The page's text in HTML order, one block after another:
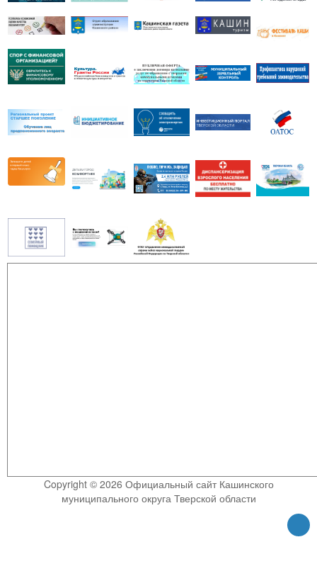
Copyright © 2026 Официальный сайт Кашинского
муниципального округа Тверской области